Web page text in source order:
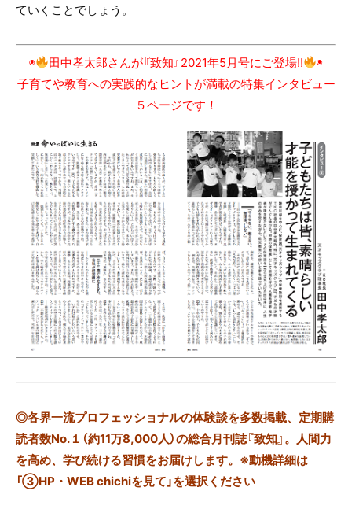
ていくことでしょう。
◉ 田中孝太郎さんが『致知』2021年5月号にご登場!!
◉
子育てや教育への実践的なヒントが満載の特集インタビュー
５ページです！
◎各界一流プロフェッショナルの体験談を多数掲載、定期購
読者数No.１（約11万8,000人）の総合月刊誌『致知』。人間力
を高め、学び続ける習慣をお届けします。※動機詳細は
「③HP・WEB chichiを見て」を選択ください